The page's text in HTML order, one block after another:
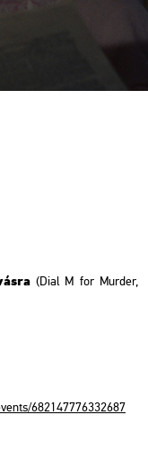
(Dial M for Murd­er,
​682​1477​7633​2687